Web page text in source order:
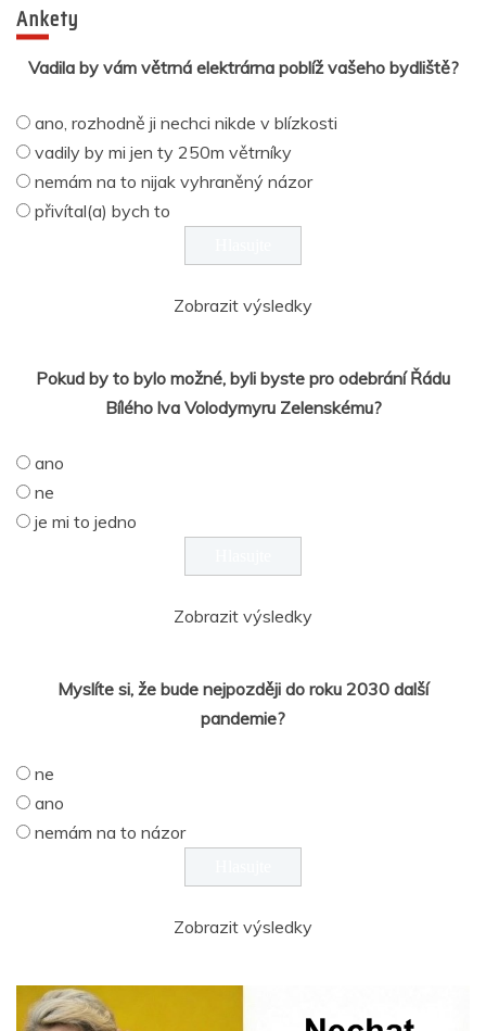
Ankety
Vadila by vám větrná elektrárna poblíž vašeho bydliště?
ano, rozhodně ji nechci nikde v blízkosti
vadily by mi jen ty 250m větrníky
nemám na to nijak vyhraněný názor
přivítal(a) bych to
Zobrazit výsledky
Pokud by to bylo možné, byli byste pro odebrání Řádu
Bílého lva Volodymyru Zelenskému?
ano
ne
je mi to jedno
Zobrazit výsledky
Myslíte si, že bude nejpozději do roku 2030 další
pandemie?
ne
ano
nemám na to názor
Zobrazit výsledky